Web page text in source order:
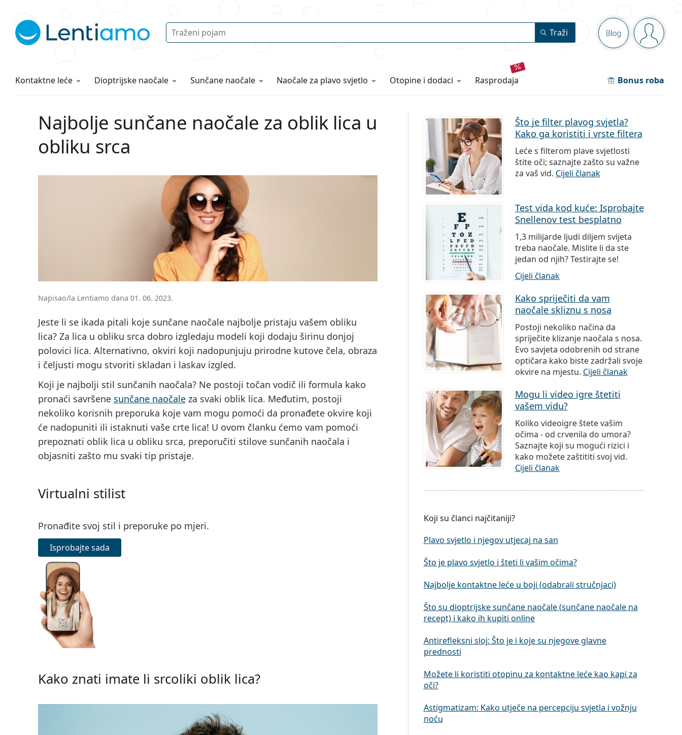
Navigacijska
Blog ste
Pretraga Traži
Kontaktne leće
Otopine za leće Dioptrijske naočale Sunčane naočale Naočaleza plavo svjetlo Otopine i dodaci rasprodaja Bonus roba
Sve o kupovini
Najbolje sunčane naočale za oblik lica u
obliku srca
Napisao/la Lentiamo dana 01. 06. 2023.
Jeste li se ikada pitali koje sunčane naočale najbolje pristaju vašem obliku
lica? Za lica u obliku srca dobro izgledaju modeli koji dodaju širinu donjoj
polovici lica. Alternativno, okviri koji nadopunjuju prirodne kutove čela, obraza
i čeljusti mogu stvoriti skladan i laskav izgled.
Koji je najbolji stil sunčanih naočala? Ne postoji točan vodič ili formula kako
pronaći savršene sunčane naočaleza svaki oblik lica. Međutim, postoji
nekoliko korisnih preporuka koje vam mogu pomoći da pronađete okvire koji
će nadopuniti ili istaknuti vaše crte lica! U ovom članku ćemo vam pomoći
prepoznati oblik lica u obliku srca, preporučiti stilove sunčanih naočala i
objasniti zašto mu svaki tip pristaje.
Virtualni stilist
Pronađite svoj stil i preporuke po mjeri.
Isprobajte sada
Kako znati imate li srcoliki oblik lica?
Što je filter plavog svjetla?
Kako ga koristiti i vrste filtera
Leće s filterom plave svjetlosti
štite oči; saznajte zašto su važne
za vaš vid. Cijeli članak
Test vida kod kuće: Isprobajte
Snellenov test besplatno
1,3 milijarde ljudi diljem svijeta
treba naočale. Mislite li da ste
jedan od njih? Testirajte se!
Cijeli članak
Kako spriječiti da vam
naočale skliznu s nosa
Postoji nekoliko načina da
spriječite klizanje naočala s nosa.
Evo savjeta odobrenih od strane
optičara kako biste zadržali svoje
okvire na mjestu. Cijeli članak
Mogu li video igre štetiti
vašem vidu?
Koliko videoigre štete vašim
očima - od crvenila do umora?
Saznajte koji su mogući rizici i
kako možete zaštititi svoj vid.
Cijeli članak
Koji su članci najčitaniji?
Plavo svjetlo i njegov utjecaj na san
Što je plavo svjetlo i šteti li vašim očima?
Najbolje kontaktne leće u boji (odabrali stručnjaci)
Što su dioptrijske sunčane naočale (sunčane naočale na
recept) i kako ih kupiti online
Antirefleksni sloj: Što je i koje su njegove glavne
prednosti
Možete li koristiti otopinu za kontaktne leće kao kapi za
oči?
Astigmatizam: Kako utječe na percepciju svjetla i vožnju
noću